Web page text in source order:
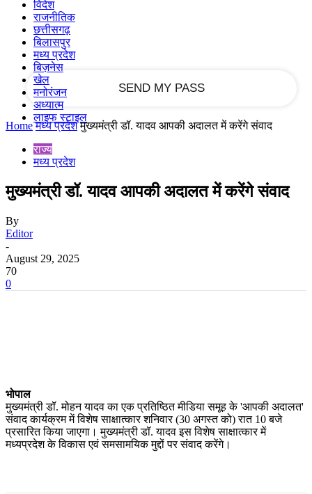
विदेश
राजनीतिक
छत्तीसगढ़
बिलासपुर
मध्य प्रदेश
बिज़नेस
खेल
मनोरंजन
अध्यात्म
लाइफ स्टाइल
Home मध्य प्रदेश मुख्यमंत्री डॉ. यादव आपकी अदालत में करेंगे संवाद
राज्य
मध्य प्रदेश
मुख्यमंत्री डॉ. यादव आपकी अदालत में करेंगे संवाद
By
Editor
-
August 29, 2025
70
0
भोपाल
मुख्यमंत्री डॉ. मोहन यादव का एक प्रतिष्ठित मीडिया समूह के 'आपकी अदालत'
संवाद कार्यक्रम में विशेष साक्षात्कार शनिवार (30 अगस्त को) रात 10 बजे
प्रसारित किया जाएगा। मुख्यमंत्री डॉ. यादव इस विशेष साक्षात्कार में
मध्यप्रदेश के विकास एवं समसामयिक मुद्दों पर संवाद करेंगे।